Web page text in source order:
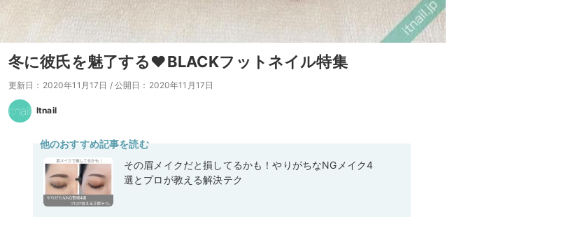
冬に彼氏を魅了する♥BLACKフットネイル特集
更新日：2020年11月17日 / 公開日：2020年11月17日
Itnail
他のおすすめ記事を読む
その眉メイクだと損してるかも！やりがちなNGメイク4
選とプロが教える解決テク